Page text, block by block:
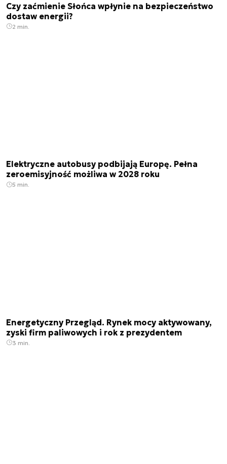
Czy zaćmienie Słońca wpłynie na bezpieczeństwo
dostaw energii?
2 min.
Elektryczne autobusy podbijają Europę. Pełna
zeroemisyjność możliwa w 2028 roku
5 min.
Energetyczny Przegląd. Rynek mocy aktywowany,
zyski firm paliwowych i rok z prezydentem
3 min.